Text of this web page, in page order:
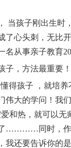
当孩子刚出生时
了心头刺，无比
名从事亲子教育
子，方法最重要！
得孩子 ，就培
伟大的学问！我
和热，就可以
…………同时，作
我还要告诉你的